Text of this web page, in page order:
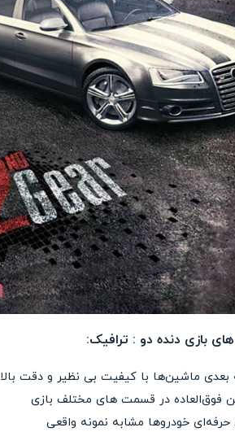
بازی دنده دو : ترافیک:
ماشین‌ها با کیفیت بی نظیر و دقت بالا
فوق‌العاده در قسمت های مختلف بازی
خودرو‌ها مشابه نمونه واقعی